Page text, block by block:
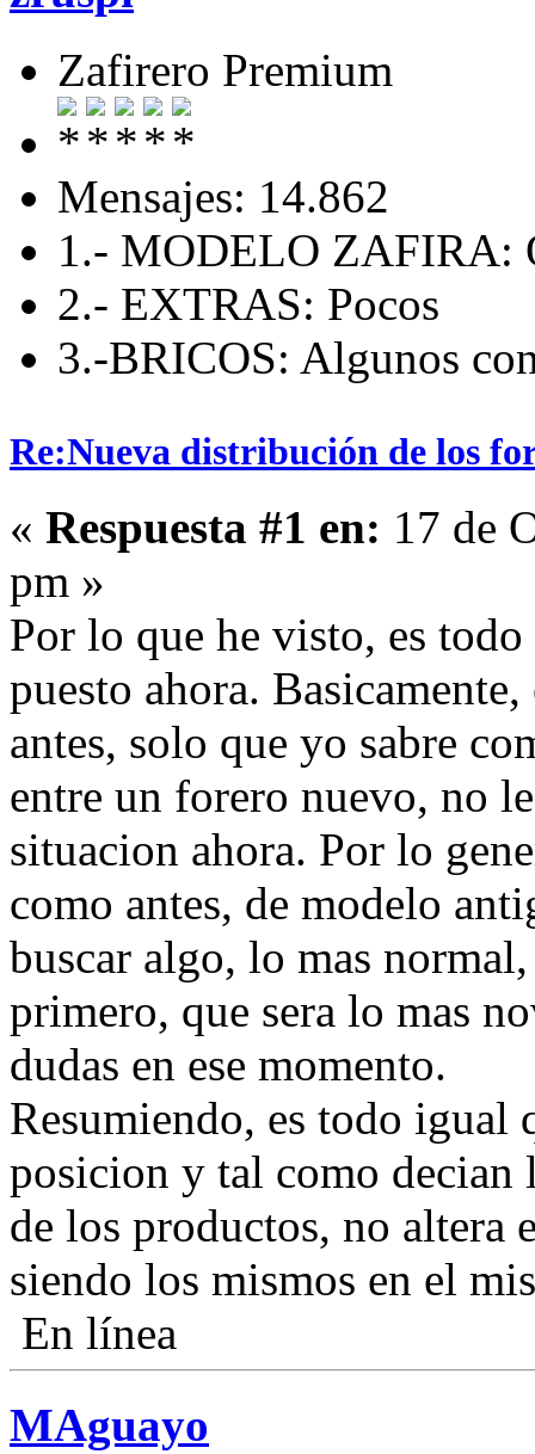
Zafirero Premium
Mensajes: 14.862
1.- MODELO ZAFIRA:
2.- EXTRAS: Pocos
3.-BRICOS: Algunos
Re:Nueva distribución de los
« Respuesta #1 en: 17 de
pm »
Por lo que he visto, es
puesto ahora.
antes, solo que yo sabre
entre un forero nuevo, no
situacion ahora. Por lo
como antes, de modelo
buscar algo, lo mas
primero, que sera lo mas
dudas en ese momento.
Resumiendo, es todo igual
posicion y tal como decian
de los productos, no altera
siendo los mismos en el
En línea
MAguayo